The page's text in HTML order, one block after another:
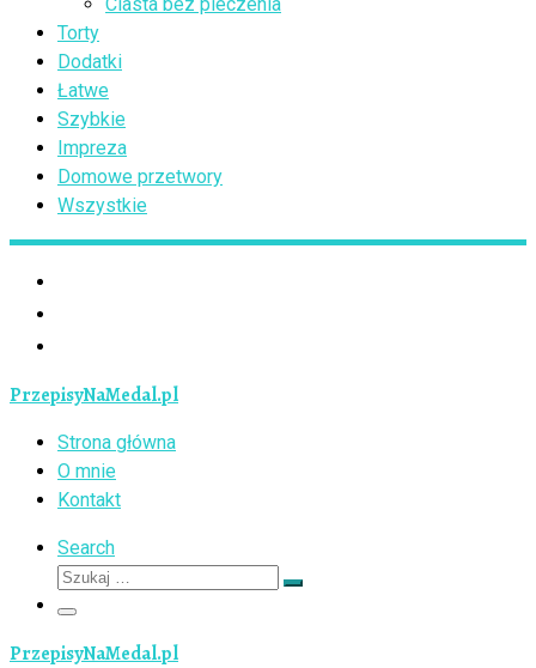
Torty
Dodatki
Łatwe
Szybkie
Impreza
Domowe przetwory
Wszystkie
PrzepisyNaMedal.pl
Strona główna
O mnie
Kontakt
Search
Szukaj
Szukaj
Menu
PrzepisyNaMedal.pl